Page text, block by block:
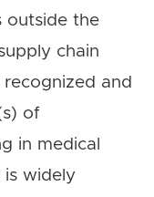
outside the
chain
and
of
in medical
is widely